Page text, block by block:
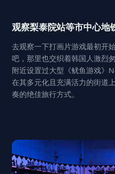
观察梨泰院站等市中心地
去观察一下打画片游戏最初
吧，那里也交织着韩国人激烈
附近设置过大型《鱿鱼游戏》
在其多元化且充满活力的街道
奏的绝佳旅行方式。